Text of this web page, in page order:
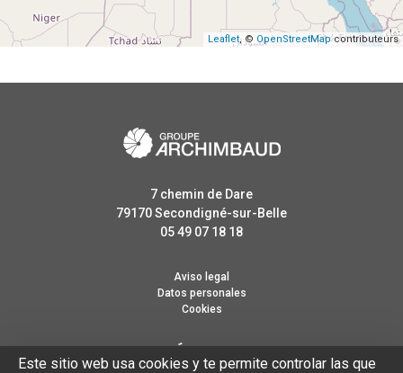
Leaflet, © OpenStreetMapcontributeurs
7 chemin de Dare
79170Secondigné-sur-Belle
05 49 07 18 18
Aviso legal
Datos personales
Cookies
SÍGUENOS
Este sitio web usa cookies y te permite controlar las que